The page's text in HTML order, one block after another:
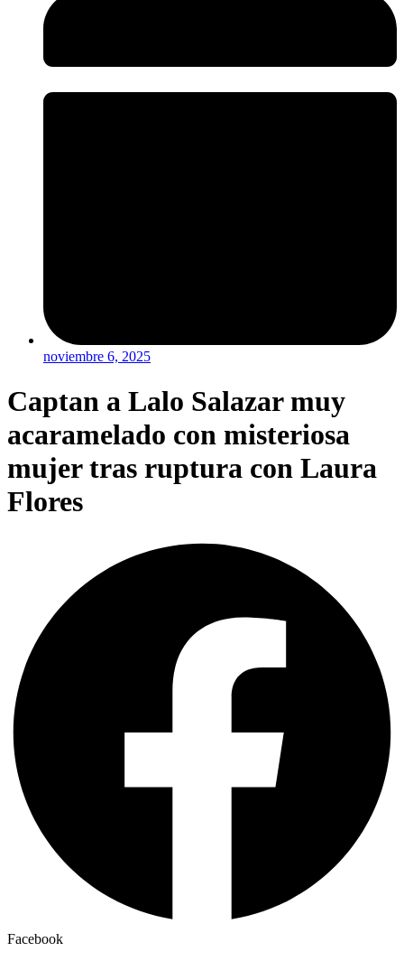
noviembre 6, 2025
Captan a Lalo Salazar muy
acaramelado con misteriosa
mujer tras ruptura con Laura
Flores
Facebook